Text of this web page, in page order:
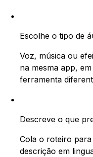
Escolhe o tipo de
Voz, música ou
na mesma app,
ferramenta
Descreve o que
Cola o roteiro
descrição em